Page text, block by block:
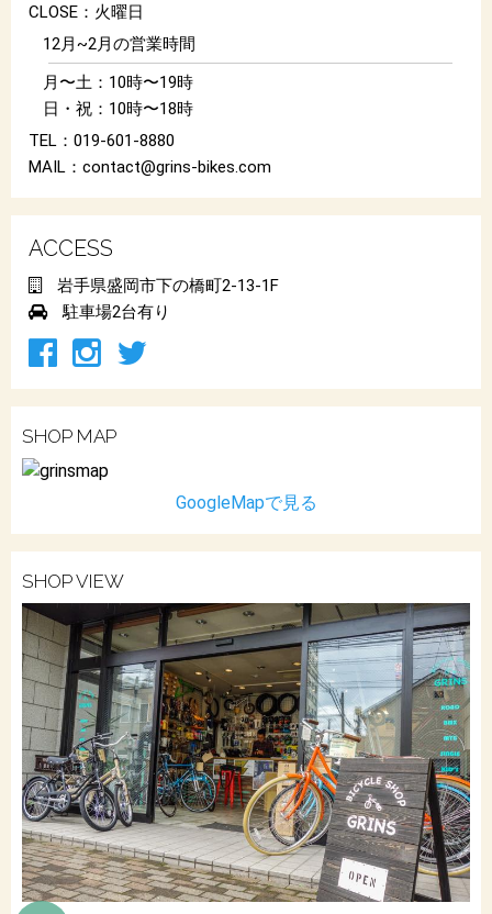
CLOSE：火曜日
12月~2月の営業時間
月〜土：10時〜19時
日・祝：10時〜18時
TEL：019-601-8880
MAIL：contact@grins-bikes.com
ACCESS
岩手県盛岡市下の橋町2-13-1F
駐車場2台有り
SHOP MAP
GoogleMapで見る
SHOP VIEW